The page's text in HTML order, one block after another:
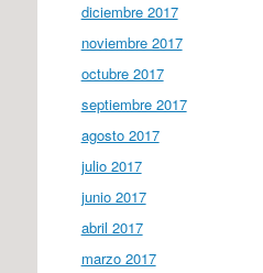
diciembre 2017
noviembre 2017
octubre 2017
septiembre 2017
agosto 2017
julio 2017
junio 2017
abril 2017
marzo 2017